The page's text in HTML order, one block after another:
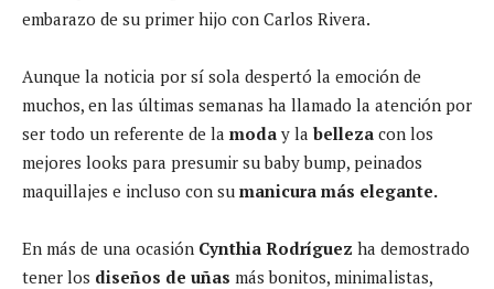
embarazo de su primer hijo con Carlos Rivera.
Aunque la noticia por sí sola despertó la emoción de
muchos, en las últimas semanas ha llamado la atención por
ser todo un referente de la moda y la belleza con los
mejores looks para presumir su baby bump, peinados
maquillajes e incluso con su manicura más elegante.
En más de una ocasión Cynthia Rodríguez ha demostrado
tener los diseños de uñas más bonitos, minimalistas,